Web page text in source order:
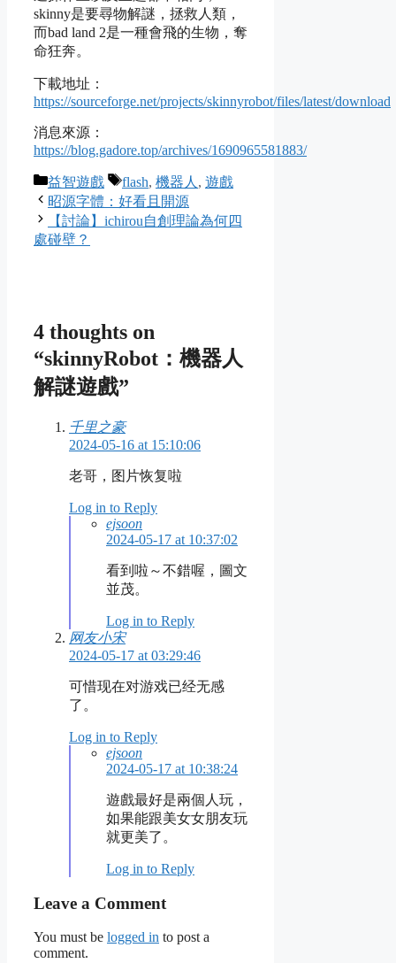
skinny是要尋物解謎，拯救人類，
而bad land 2是一種會飛的生物，奪
命狂奔。
下載地址：
https://sourceforge.net/projects/skinnyrobot/files/latest/download
消息來源：
https://blog.gadore.top/archives/1690965581883/
Categories
益智遊戲 Tags
flash, 機器人 , 遊戲
昭源字體：好看且開源
【討論】ichirou自創理論為何四
處碰壁？
4 thoughts on
“skinnyRobot：機器人
解謎遊戲”
千里之豪
2024-05-16 at 15:10:06
老哥，图片恢复啦
Log in to Reply
ejsoon
2024-05-17 at 10:37:02
看到啦～不錯喔，圖文
並茂。
Log in to Reply
网友小宋
2024-05-17 at 03:29:46
可惜现在对游戏已经无感
了。
Log in to Reply
ejsoon
2024-05-17 at 10:38:24
遊戲最好是兩個人玩，
如果能跟美女女朋友玩
就更美了。
Log in to Reply
Leave a Comment
You must be logged in to post a
comment.